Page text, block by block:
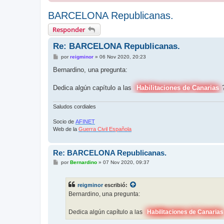
BARCELONA Republicanas.
Responder
Re: BARCELONA Republicanas.
M
n
j
porreigminor» 06 Nov 2020, 20:23
Bernardino, una pregunta:
Dedica algún capítulo a las Habilitaciones de Canarias
Saludos cordiales
Socio de AFINET
Web de la Guerra Civil Española
Re: BARCELONA Republicanas.
Mpor Bernardino» 07 Nov 2020, 09:37
reigminor escribió:
Bernardino, una pregunta:
Dedica algún capítulo a las Habilitaciones de Canarias